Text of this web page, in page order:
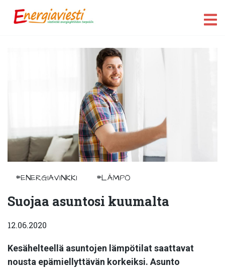
#ENERGIAVINKKI #LÄMPÖ
Suojaa asuntosi kuumalta
12.06.2020
Kesähelteellä asuntojen lämpötilat saattavat
nousta epämiellyttävän korkeiksi. Asunto